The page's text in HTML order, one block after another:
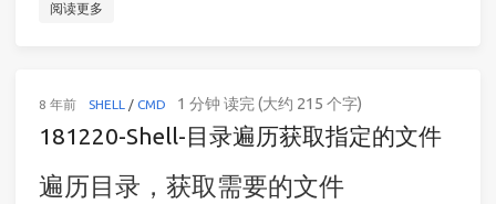
阅读更多
8 年前 SHELL / CMD 1 分钟 读完 (大约 215 个字)
181220-Shell-目录遍历获取指定的文件
遍历目录，获取需要的文件